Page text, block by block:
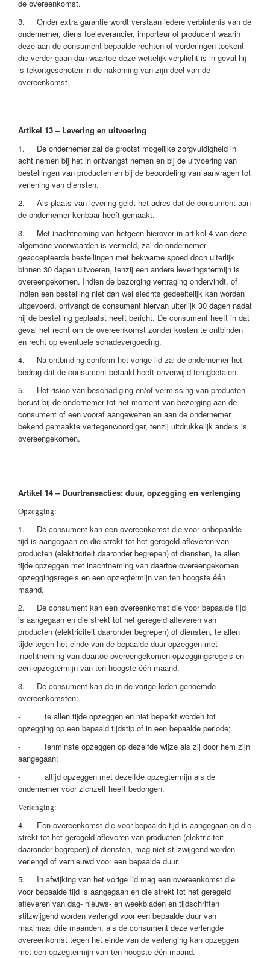
de overeenkomst.
3. Onder extra garantie wordt verstaan iedere verbintenis van de
ondernemer, diens toeleverancier, importeur of producent waarin
deze aan de consument bepaalde rechten of vorderingen toekent
die verder gaan dan waartoe deze wettelijk verplicht is in geval hij
is tekortgeschoten in de nakoming van zijn deel van de
overeenkomst.
Artikel 13 – Levering en uitvoering
1. De ondernemer zal de grootst mogelijke zorgvuldigheid in
acht nemen bij het in ontvangst nemen en bij de uitvoering van
bestellingen van producten en bij de beoordeling van aanvragen tot
verlening van diensten.
2. Als plaats van levering geldt het adres dat de consument aan
de ondernemer kenbaar heeft gemaakt.
3. Met inachtneming van hetgeen hierover in artikel 4 van deze
algemene voorwaarden is vermeld, zal de ondernemer
geaccepteerde bestellingen met bekwame spoed doch uiterlijk
binnen 30 dagen uitvoeren, tenzij een andere leveringstermijn is
overeengekomen. Indien de bezorging vertraging ondervindt, of
indien een bestelling niet dan wel slechts gedeeltelijk kan worden
uitgevoerd, ontvangt de consument hiervan uiterlijk 30 dagen nadat
hij de bestelling geplaatst heeft bericht. De consument heeft in dat
geval het recht om de overeenkomst zonder kosten te ontbinden
en recht op eventuele schadevergoeding.
4. Na ontbinding conform het vorige lid zal de ondernemer het
bedrag dat de consument betaald heeft onverwijld terugbetalen.
5. Het risico van beschadiging en/of vermissing van producten
berust bij de ondernemer tot het moment van bezorging aan de
consument of een vooraf aangewezen en aan de ondernemer
bekend gemaakte vertegenwoordiger, tenzij uitdrukkelijk anders is
overeengekomen.
Artikel 14 – Duurtransacties: duur, opzegging en verlenging
Opzegging:
1. De consument kan een overeenkomst die voor onbepaalde
tijd is aangegaan en die strekt tot het geregeld afleveren van
producten (elektriciteit daaronder begrepen) of diensten, te allen
tijde opzeggen met inachtneming van daartoe overeengekomen
opzeggingsregels en een opzegtermijn van ten hoogste één
maand.
2. De consument kan een overeenkomst die voor bepaalde tijd
is aangegaan en die strekt tot het geregeld afleveren van
producten (elektriciteit daaronder begrepen) of diensten, te allen
tijde tegen het einde van de bepaalde duur opzeggen met
inachtneming van daartoe overeengekomen opzeggingsregels en
een opzegtermijn van ten hoogste één maand.
3. De consument kan de in de vorige leden genoemde
overeenkomsten:
- te allen tijde opzeggen en niet beperkt worden tot
opzegging op een bepaald tijdstip of in een bepaalde periode;
- tenminste opzeggen op dezelfde wijze als zij door hem zijn
aangegaan;
- altijd opzeggen met dezelfde opzegtermijn als de
ondernemer voor zichzelf heeft bedongen.
Verlenging:
4. Een overeenkomst die voor bepaalde tijd is aangegaan en die
strekt tot het geregeld afleveren van producten (elektriciteit
daaronder begrepen) of diensten, mag niet stilzwijgend worden
verlengd of vernieuwd voor een bepaalde duur.
5. In afwijking van het vorige lid mag een overeenkomst die
voor bepaalde tijd is aangegaan en die strekt tot het geregeld
afleveren van dag- nieuws- en weekbladen en tijdschriften
stilzwijgend worden verlengd voor een bepaalde duur van
maximaal drie maanden, als de consument deze verlengde
overeenkomst tegen het einde van de verlenging kan opzeggen
met een opzegtermijn van ten hoogste één maand.